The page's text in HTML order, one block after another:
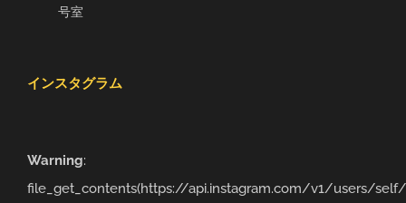
号室
インスタグラム
Warning:
file_get_contents(https://api.instagram.com/v1/users/